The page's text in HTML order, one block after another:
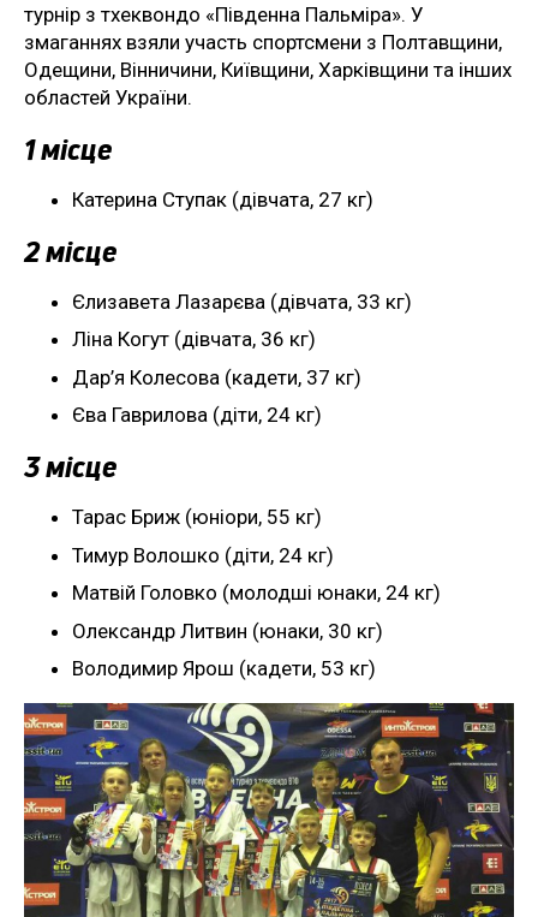
турнір з тхеквондо «Південна Пальміра». У
змаганнях взяли участь спортсмени з Полтавщини,
Одещини, Вінничини, Київщини, Харківщини та інших
областей України.
1 місце
Катерина Ступак (дівчата, 27 кг)
2 місце
Єлизавета Лазарєва (дівчата, 33 кг)
Ліна Когут (дівчата, 36 кг)
Дар’я Колесова (кадети, 37 кг)
Єва Гаврилова (діти, 24 кг)
3 місце
Тарас Бриж (юніори, 55 кг)
Тимур Волошко (діти, 24 кг)
Матвій Головко (молодші юнаки, 24 кг)
Олександр Литвин (юнаки, 30 кг)
Володимир Ярош (кадети, 53 кг)